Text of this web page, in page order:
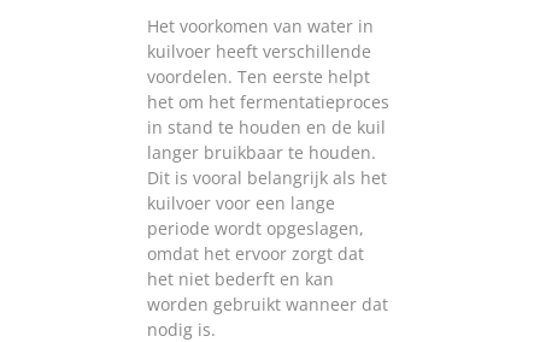
Het voorkomen van water in
kuilvoer heeft verschillende
voordelen. Ten eerste helpt
het om het fermentatieproces
in stand te houden en de kuil
langer bruikbaar te houden.
Dit is vooral belangrijk als het
kuilvoer voor een lange
periode wordt opgeslagen,
omdat het ervoor zorgt dat
het niet bederft en kan
worden gebruikt wanneer dat
nodig is.